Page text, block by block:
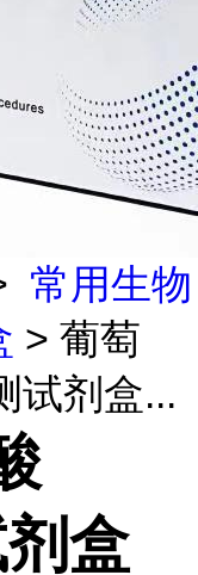
常用生物
> 葡萄
试剂盒...
盒